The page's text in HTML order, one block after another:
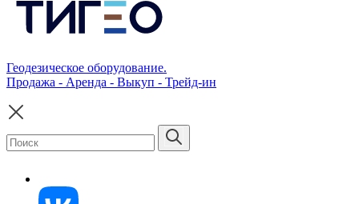
Геодезическое оборудование.
Продажа - Аренда - Выкуп - Трейд-ин